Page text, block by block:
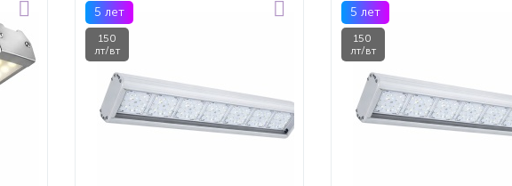
5 лет
150
лт/вт
5 лет
150
лт/вт